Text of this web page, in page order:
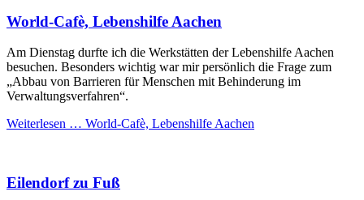
World-Cafè, Lebenshilfe Aachen
Am Dienstag durfte ich die Werkstätten der Lebenshilfe Aachen
besuchen. Besonders wichtig war mir persönlich die Frage zum
„Abbau von Barrieren für Menschen mit Behinderung im
Verwaltungsverfahren“.
Weiterlesen … World-Cafè, Lebenshilfe Aachen
Eilendorf zu Fuß